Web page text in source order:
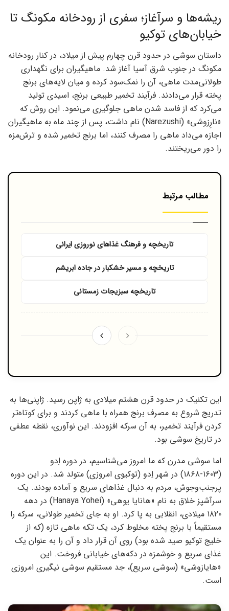
ریشه‌ها و سرآغاز؛ سفری از رودخانه مکونگ تا
خیابان‌های توکیو
داستان سوشی در حدود قرن چهارم پیش از میلاد، در کنار رودخانه
مکونگ در جنوب شرق آسیا آغاز شد. ماهیگیران برای نگهداری
طولانی‌مدت ماهی، آن را نمک‌سود کرده و میان لایه‌های برنج
پخته قرار می‌دادند. فرآیند تخمیر طبیعی برنج، اسیدی تولید
می‌کرد که از فاسد شدن ماهی جلوگیری می‌نمود. این روش که
«نارِزوشی» (Narezushi) نام داشت، پس از چند ماه به ماهیگیران
اجازه می‌داد ماهی را مصرف کنند، اما برنج تخمیر شده و ترش‌مزه
را دور می‌ریختند.
مطالب مرتبط
تاریخچه و فرهنگ غذاهای نوروزی ایرانی
تاریخچه و مسیر خشکبار در جاده ابریشم
تاریخچه سبزیجات زمستانی
این تکنیک در حدود قرن هشتم میلادی به ژاپن رسید. ژاپنی‌ها به
تدریج شروع به مصرف برنج همراه با ماهی کردند و برای کوتاه‌تر
کردن فرآیند تخمیر، به آن سرکه افزودند. این نوآوری، نقطه عطفی
در تاریخ سوشی بود.
اما سوشی مدرن که ما امروز می‌شناسیم، در دوره اِدو
(۱۶۰۳-۱۸۶۸) در شهر اِدو (توکیوی امروزی) متولد شد. در این دوره
پرجنب‌وجوش، مردم به دنبال غذاهای سریع و آماده بودند. یک
سرآشپز خلاق به نام «هانایا یوهی» (Hanaya Yohei) در دهه
۱۸۲۰ میلادی، انقلابی به پا کرد. او به جای تخمیر طولانی، سرکه را
مستقیماً با برنج پخته مخلوط کرد، یک تکه ماهی تازه (که از
خلیج توکیو صید شده بود) روی آن قرار داد و آن را به عنوان یک
غذای سریع و خوشمزه در دکه‌های خیابانی فروخت. این
«هایازوشی» (سوشی سریع)، جد مستقیم سوشی نیگیری امروزی
است.